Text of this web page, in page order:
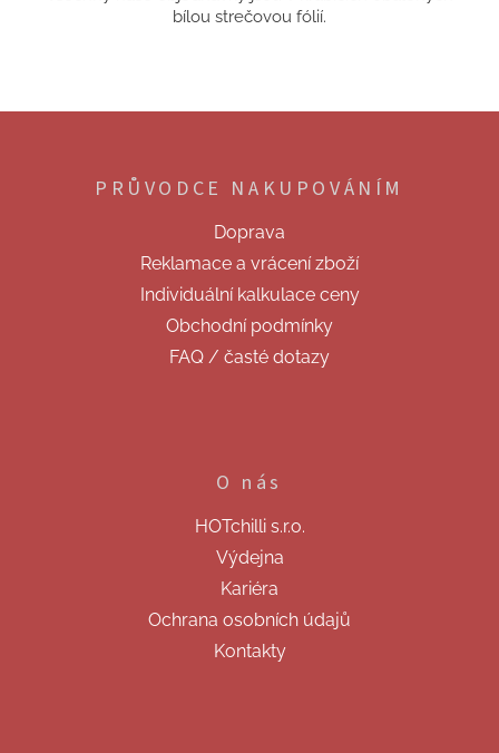
bílou strečovou fólií.
PRŮVODCE NAKUPOVÁNÍM
Doprava
Reklamace a vrácení zboží
Individuální kalkulace ceny
Obchodní podmínky
FAQ / časté dotazy
O nás
HOTchilli s.r.o.
Výdejna
Kariéra
Ochrana osobních údajů
Kontakty